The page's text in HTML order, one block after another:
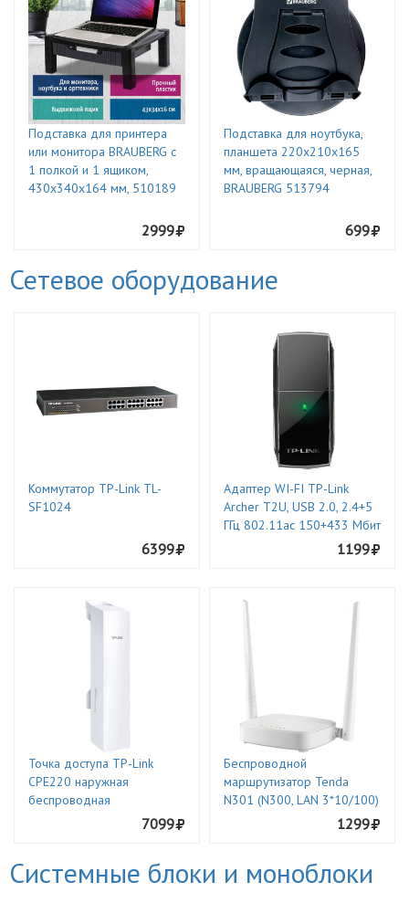
Подставка для принтера
или монитора BRAUBERG с
1 полкой и 1 ящиком,
430х340х164 мм, 510189
2999
Подставка для ноутбука,
планшета 220х210х165
мм, вращающаяся, черная,
BRAUBERG 513794
699
Сетевое оборудование
Коммутатор TP-Link TL-
SF1024
6399
Адаптер WI-FI TP-Link
Archer T2U, USB 2.0, 2.4+5
ГГц 802.11ac 150+433 Мбит
1199
Точка доступа TP-Link
CPE220 наружная
беспроводная
7099
Беспроводной
маршрутизатор Tenda
N301 (N300, LAN 3*10/100)
1299
Системные блоки и моноблоки